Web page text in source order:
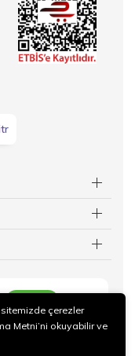
çerezler
Metni’ni okuyabilir ve